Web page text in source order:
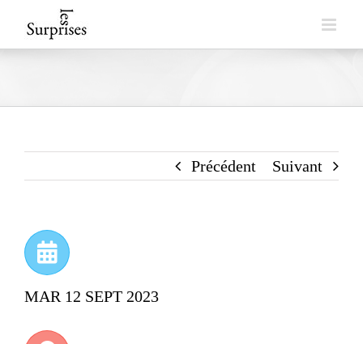
to
Précédent Suivant
MAR 12 SEPT 2023